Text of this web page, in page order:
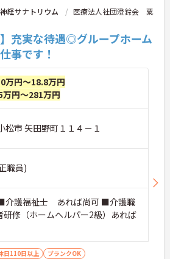
経サナトリウム
医療法人社団澄鈴会 粟
】充実な待遇◎グループホーム
事です！
万円～18.8万円
万円～281万円
松市 矢田野町１１４－１
職員)
護福祉士 あれば尚可 ■介護職
研修（ホームヘルパー2級）あれば
日110日以上 ブランクOK